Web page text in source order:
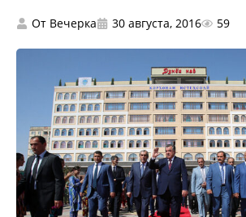
От Вечерка 30 августа, 2016 59